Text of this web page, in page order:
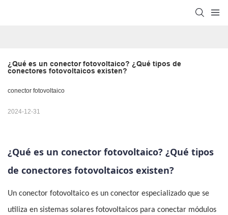
¿Qué es un conector fotovoltaico? ¿Qué tipos de
conectores fotovoltaicos existen?
conector fotovoltaico
2024-12-31
¿Qué es un conector fotovoltaico? ¿Qué tipos
de conectores fotovoltaicos existen?
Un conector fotovoltaico es un conector especializado que se
utiliza en sistemas solares fotovoltaicos para conectar módulos